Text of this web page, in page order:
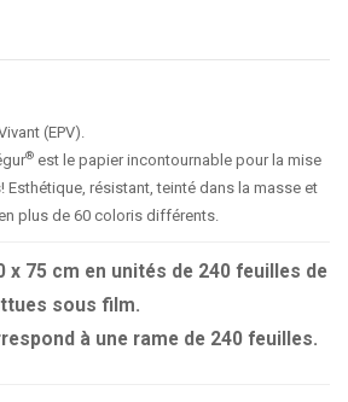
(EPV).
® est le papier incontournable pour la mise
Esthétique, résistant, teinté dans la masse et
plus de 60 coloris différents.
x 75 cm en unités de 240 feuilles de
sous film.
à une rame de 240 feuilles.